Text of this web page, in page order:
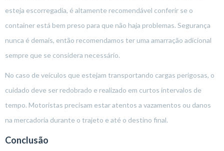
esteja escorregadia, é altamente recomendável conferir se o
container está bem preso para que não haja problemas. Segurança
nunca é demais, então recomendamos ter uma amarração adicional
sempre que se considera necessário.
No caso de veículos que estejam transportando cargas perigosas, o
cuidado deve ser redobrado e realizado em curtos intervalos de
tempo. Motoristas precisam estar atentos a vazamentos ou danos
na mercadoria durante o trajeto e até o destino final.
Conclusão